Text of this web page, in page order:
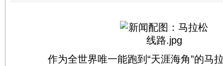
作为全世界唯一能跑到“天涯海角”的马